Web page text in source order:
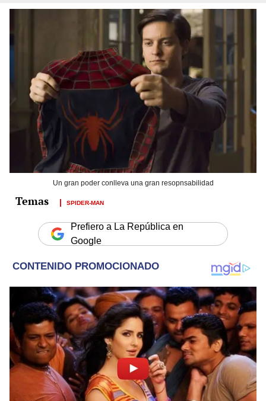
Un gran poder conlleva una gran resopnsabilidad
SPIDER-MAN
Prefiero a La República en
Google